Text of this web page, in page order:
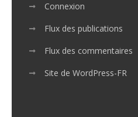
Connexion
Flux des publications
Flux des commentaires
Site de WordPress-FR